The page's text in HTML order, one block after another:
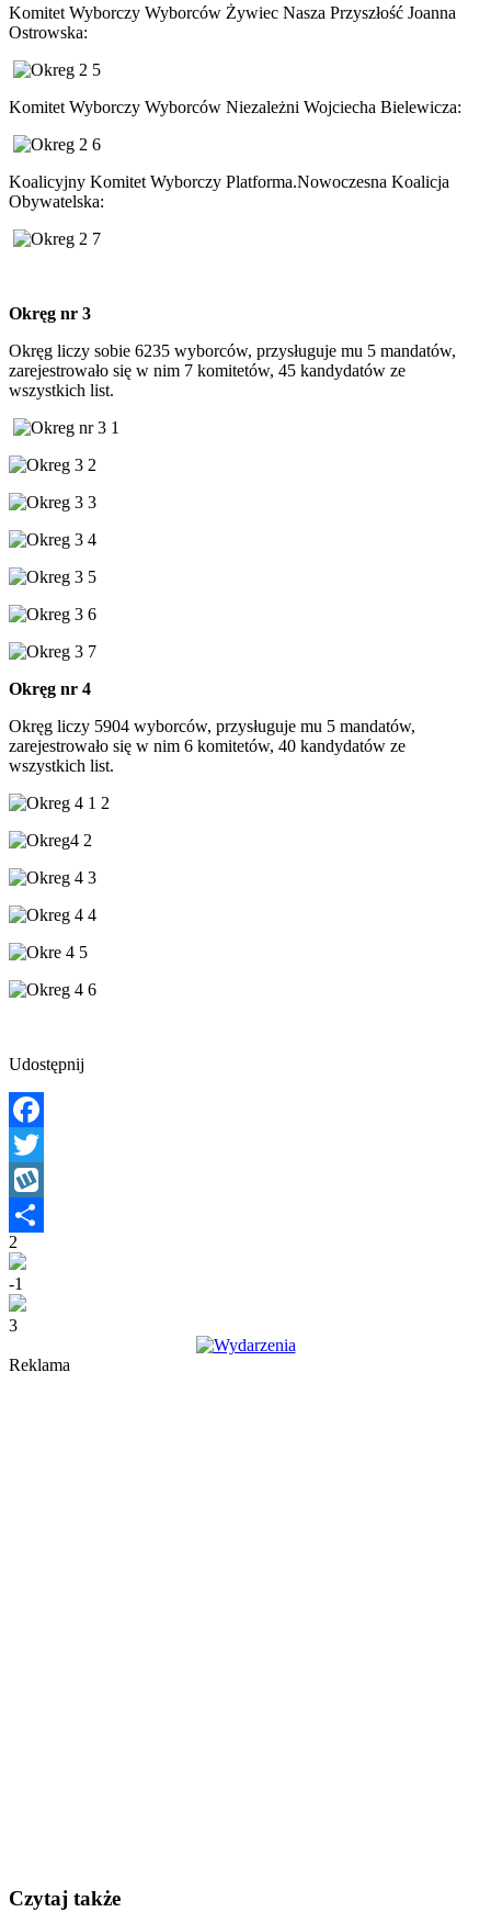
Komitet Wyborczy Wyborców Żywiec Nasza Przyszłość Joanna
Ostrowska:
Komitet Wyborczy Wyborców Niezależni Wojciecha Bielewicza:
Koalicyjny Komitet Wyborczy Platforma.Nowoczesna Koalicja
Obywatelska:
Okręg nr 3
Okręg liczy sobie 6235 wyborców, przysługuje mu 5 mandatów,
zarejestrowało się w nim 7 komitetów, 45 kandydatów ze
wszystkich list.
Okręg nr 4
Okręg liczy 5904 wyborców, przysługuje mu 5 mandatów,
zarejestrowało się w nim 6 komitetów, 40 kandydatów ze
wszystkich list.
Udostępnij
Facebook
Twitter
Wykop
Share
2
-1
3
Reklama
Czytaj także